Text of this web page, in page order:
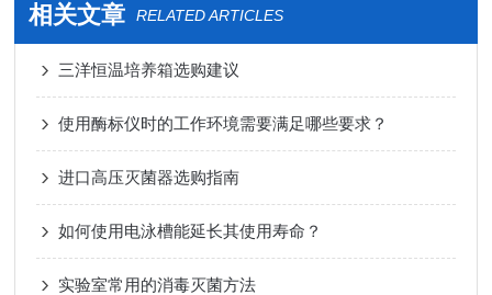
相关文章 RELATED ARTICLES
三洋恒温培养箱选购建议
使用酶标仪时的工作环境需要满足哪些要求？
进口高压灭菌器选购指南
如何使用电泳槽能延长其使用寿命？
实验室常用的消毒灭菌方法